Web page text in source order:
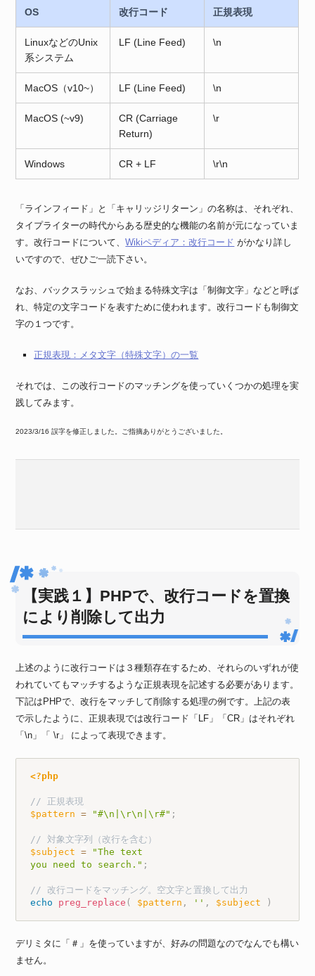
OS 改行コード 正規表現
LinuxなどのUnix
系システム
LF (Line Feed) \n
MacOS（v10~） LF (Line Feed) \n
MacOS (~v9)
CR (Carriage
Return)
\r
Windows CR + LF \r\n
「ラインフィード」と「キャリッジリターン」の名称は、それぞれ、
タイプライターの時代からある歴史的な機能の名前が元になっていま
す。改行コードについて、Wikiペディア：改行コード がかなり詳し
いですので、ぜひご一読下さい。
なお、バックスラッシュで始まる特殊文字は「制御文字」などと呼ば
れ、特定の文字コードを表すために使われます。改行コードも制御文
字の１つです。
正規表現：メタ文字（特殊文字）の一覧
それでは、この改行コードのマッチングを使っていくつかの処理を実
践してみます。
2023/3/16 誤字を修正しました。ご指摘ありがとうございました。
【実践１】PHPで、改行コードを置換
により削除して出力
上述のように改行コードは３種類存在するため、それらのいずれが使
われていてもマッチするような正規表現を記述する必要があります。
下記はPHPで、改行をマッチして削除する処理の例です。上記の表
で示したように、正規表現では改行コード「LF」「CR」はそれぞれ
「\n」「 \r」 によって表現できます。
<?php
// 正規表現
$pattern
= "#\n|\r\n|\r#" ;
// 対象文字列（改行を含む）
$subject
=
"The text
you need to search." ;
// 改行コードをマッチング。空文字と置換して出力
echo
preg_replace ( $pattern , '' , $subject )
デリミタに「＃」を使っていますが、好みの問題なのでなんでも構い
ません。